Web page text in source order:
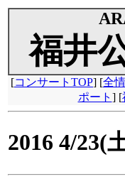
福井
[コンサートTOP] [全
ポート ] [
2016 4/23(